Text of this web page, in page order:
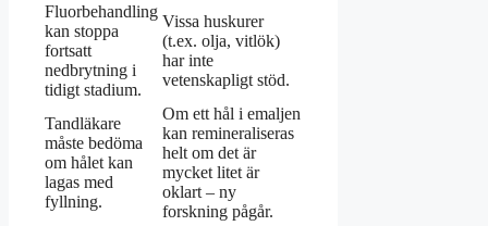
Fluorbehandling
kan stoppa
fortsatt
nedbrytning i
tidigt stadium.
Vissa huskurer
(t.ex. olja, vitlök)
har inte
vetenskapligt stöd.
Tandläkare
måste bedöma
om hålet kan
lagas med
fyllning.
Om ett hål i emaljen
kan remineraliseras
helt om det är
mycket litet är
oklart – ny
forskning pågår.